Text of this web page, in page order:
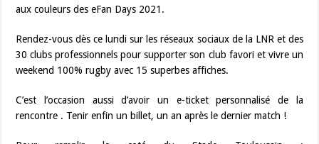
aux couleurs des eFan Days 2021.
Rendez-vous dès ce lundi sur les réseaux sociaux de la LNR et des
30 clubs professionnels pour supporter son club favori et vivre un
weekend 100% rugby avec 15 superbes affiches.
C’est l’occasion aussi d’avoir un e-ticket personnalisé de la
rencontre . Tenir enfin un billet, un an après le dernier match !